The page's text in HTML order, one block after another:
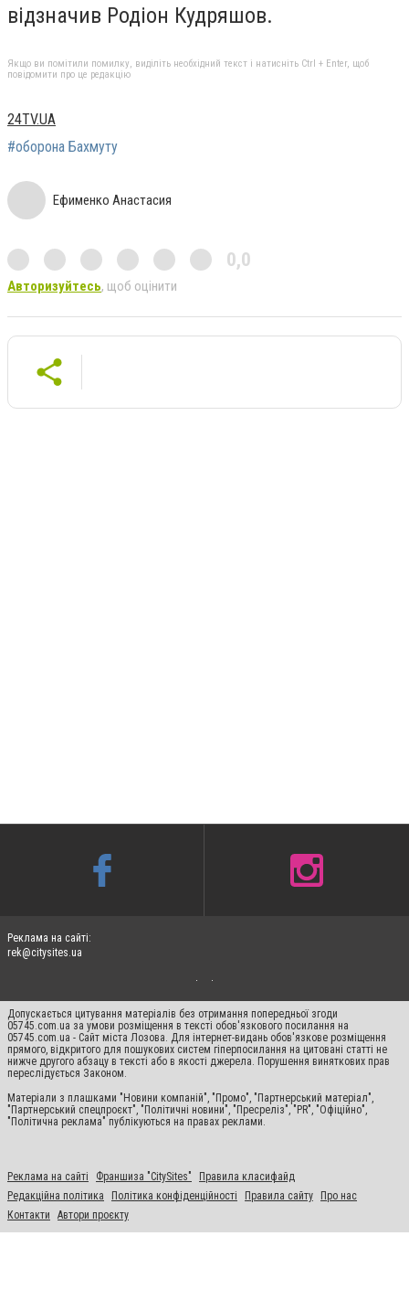
відзначив Родіон Кудряшов.
Якщо ви помітили помилку, виділіть необхідний текст і натисніть Ctrl + Enter, щоб
повідомити про це редакцію
24TV.UA
#оборона Бахмуту
Ефименко Анастасия
0,0
Авторизуйтесь, щоб оцінити
Реклама на сайті:
rek@citysites.ua
Допускається цитування матеріалів без отримання попередньої згоди
05745.com.ua за умови розміщення в тексті обов'язкового посилання на
05745.com.ua - Сайт міста Лозова. Для інтернет-видань обов'язкове розміщення
прямого, відкритого для пошукових систем гіперпосилання на цитовані статті не
нижче другого абзацу в тексті або в якості джерела. Порушення виняткових прав
переслідується Законом.
Матеріали з плашками "Новини компаній", "Промо", "Партнерський матеріал",
"Партнерський спецпроєкт", "Політичні новини", "Пресреліз", "PR", "Офіційно",
"Політична реклама" публікуються на правах реклами.
Реклама на сайті Франшиза "CitySites"
Правила класифайд
Редакційна політика
Політика конфіденційності Правила сайту
Про нас
Контакти
Автори проєкту